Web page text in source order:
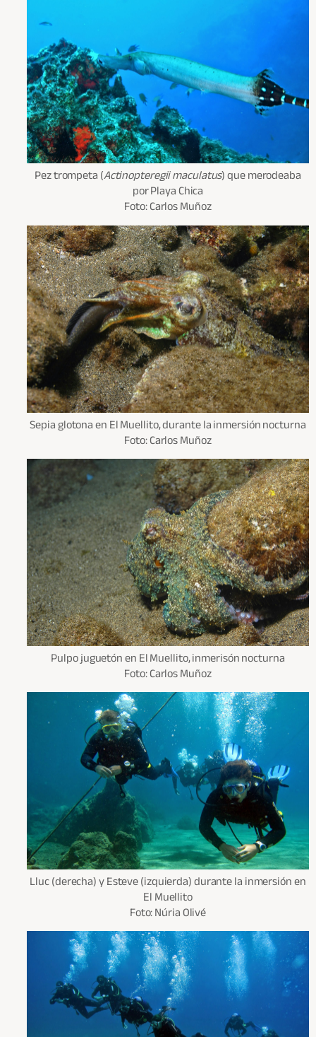
Pez trompeta (Actinopteregii maculatus) que merodeaba
por Playa Chica
Foto: Carlos Muñoz
Sepia glotona en El Muellito, durante la inmersión nocturna
Foto: Carlos Muñoz
Pulpo juguetón en El Muellito, inmerisón nocturna
Foto: Carlos Muñoz
Lluc (derecha) y Esteve (izquierda) durante la inmersión en
El Muellito
Foto: Núria Olivé